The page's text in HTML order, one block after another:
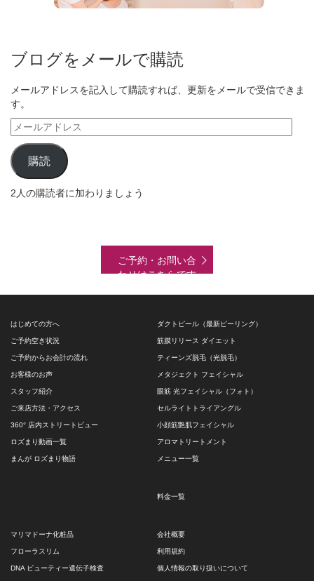
ブログをメールで購読
メールアドレスを記入して購読すれば、更新をメールで受信できま
す。
メ
ー
ル
ア
ド
レ
購読
2人の購読者に加わりましょう
ご予約・お問い合
わせはこちらです
はじめての方へ
ご予約空き状況
ご予約からお会計の流れ
お客様のお声
スタッフ紹介
ご来店方法・アクセス
360° 店内ストリートビュー
ロズまり動画一覧
まんが ロズまり物語
ダクトピール（最新ピーリング）
筋膜リリース ダイエット
ティーンズ脱毛（光脱毛）
メタジェクト フェイシャル
眼筋 光フェイシャル（フォト）
セルライトトライアングル
小顔筋艶肌フェイシャル
アロマトリートメント
メニュー一覧
料金一覧
マリマドーナ化粧品
フローラスリム
DNA ビューティー遺伝子検査
会社概要
利用規約
個人情報の取り扱いについて